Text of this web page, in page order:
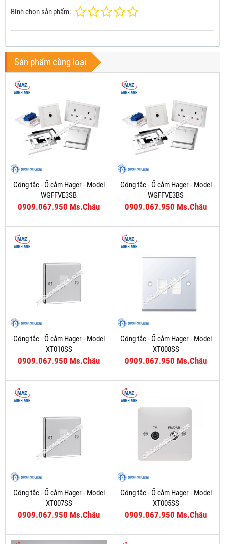
Bình chọn sản phẩm:
Sản phẩm cùng loại
Công tắc - Ổ cắm Hager - Model
WGFFVE3SB
0909.067.950 Ms.Châu
Công tắc - Ổ cắm Hager - Model
WGFFVE3BS
0909.067.950 Ms.Châu
Công tắc - Ổ cắm Hager - Model
XT010SS
0909.067.950 Ms.Châu
Công tắc - Ổ cắm Hager - Model
XT008SS
0909.067.950 Ms.Châu
Công tắc - Ổ cắm Hager - Model
XT007SS
0909.067.950 Ms.Châu
Công tắc - Ổ cắm Hager - Model
XT005SS
0909.067.950 Ms.Châu